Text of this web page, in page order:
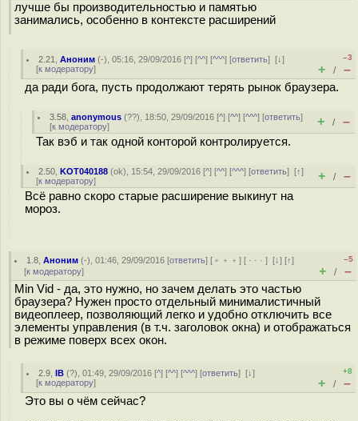
лучше бы производительностью и памятью
занимались, особенно в контексте расширений
2.21 ,Аноним (-), 05:16, 29/09/2016 [^] [^^] [^^^] [ответить][↓]
[к модератору]
–3
+ / –
да ради бога, пусть продолжают терять рынок браузера.
3.58 ,anonymous (??), 18:50, 29/09/2016 [^] [^^] [^^^] [ответить]
[к модератору] + / –
Так вэб и так одной конторой контролируется.
2.50 ,KOT040188 (ok), 15:54, 29/09/2016 [^] [^^] [^^^] [ответить][↑]
[к модератору] + / –
Всё равно скоро старые расширение выкинут на
мороз.
1.8 ,Аноним (-), 01:46, 29/09/2016 [ответить] [ ﹢﹢﹢] [ · · ·][↓] [↑]
[к модератору]
–5
+ / –
Min Vid - да, это нужно, но зачем делать это частью
браузера? Нужен просто отдельный минималистичный
видеоплеер, позволяющий легко и удобно отключить все
элементы управления (в т.ч. заголовок окна) и отображаться
в режиме поверх всех окон.
2.9 ,IB (?), 01:49, 29/09/2016 [^] [^^] [^^^] [ответить][↓]
[к модератору]
+8
+ / –
Это вы о чём сейчас?